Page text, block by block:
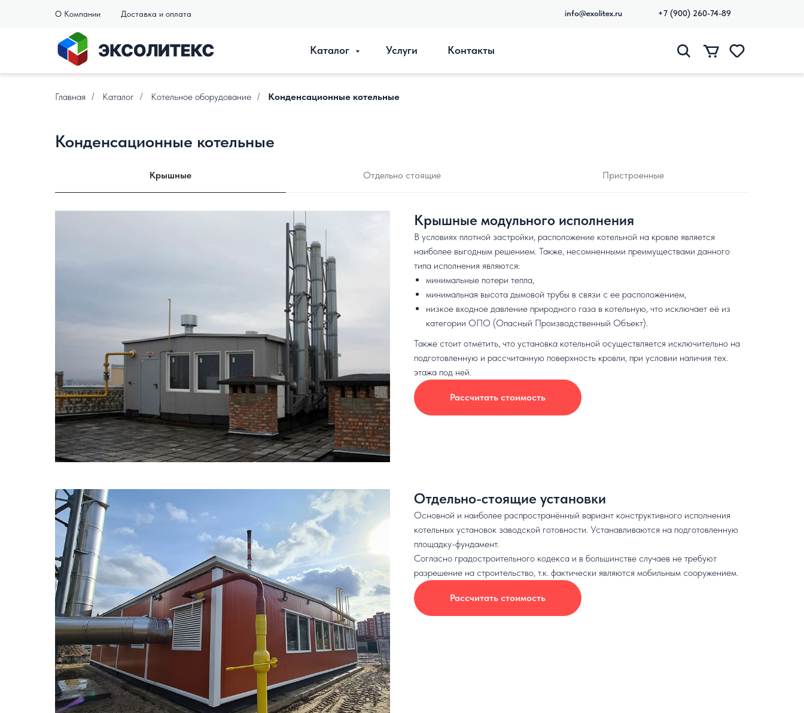
О Компании Доставка и оплата info@exolitex.ru +7 (900) 260-74-89
Каталог Услуги Контакты
Главная / Каталог / Котельное оборудование / Конденсационные котельные
Конденсационные котельные
Крышные Отдельно стоящие Пристроенные
Крышные модульного исполнения
В условиях плотной застройки, расположение котельной на кровле является
наиболее выгодным решением. Также, несомненными преимуществами данного
типа исполнения являются:
минимальные потери тепла,
минимальная высота дымовой трубы в связи с ее расположением,
низкое входное давление природного газа в котельную, что исключает её из
категории ОПО (Опасный Производственный Объект).
Также стоит отметить, что установка котельной осуществляется исключительно на
подготовленную и рассчитанную поверхность кровли, при условии наличия тех.
этажа под ней.
Рассчитать стоимость
Отдельно-стоящие установки
Основной и наиболее распространённый вариант конструктивного исполнения
котельных установок заводской готовности. Устанавливаются на подготовленную
площадку-фундамент.
Согласно градостроительного кодекса и в большинстве случаев не требуют
разрешение на строительство, т.к. фактически являются мобильным сооружением.
Рассчитать стоимость